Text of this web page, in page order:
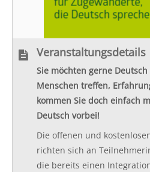
Veranstaltungsdetails
Sie möchten gerne
Menschen treffen,
kommen Sie doch einfach
Deutsch vorbei!
Die offenen und
richten sich an
die bereits einen